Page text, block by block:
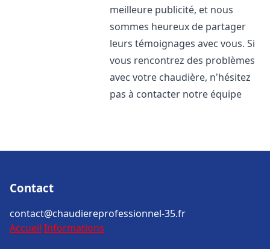
meilleure publicité, et nous
sommes heureux de partager
leurs témoignages avec vous. Si
vous rencontrez des problèmes
avec votre chaudière, n'hésitez
pas à contacter notre équipe
Contact
contact@chaudiereprofessionnel-35.fr
Accueil Informations